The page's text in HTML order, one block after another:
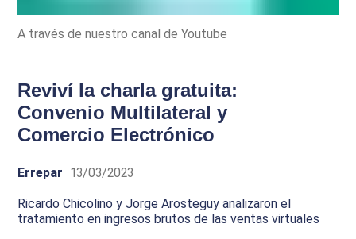
A través de nuestro canal de Youtube
Reviví la charla gratuita:
Convenio Multilateral y
Comercio Electrónico
Errepar 13/03/2023
Ricardo Chicolino y Jorge Arosteguy analizaron el
tratamiento en ingresos brutos de las ventas virtuales